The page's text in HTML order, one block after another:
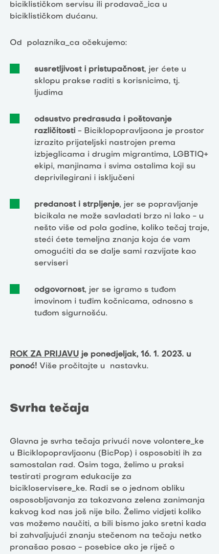
biciklističkom servisu ili prodavač_ica u
biciklističkom dućanu.
Od polaznika_ca očekujemo:
susretljivost i pristupačnost, jer ćete u
sklopu prakse raditi s korisnicima, tj.
ljudima
odsustvo predrasuda i poštovanje
različitosti - Biciklopopravljaona je prostor
izrazito prijateljski nastrojen prema
izbjeglicama i drugim migrantima, LGBTIQ+
ekipi, manjinama i svima ostalima koji su
deprivilegirani i isključeni
predanost i strpljenje, jer se popravljanje
bicikala ne može savladati brzo ni lako - u
nešto više od pola godine, koliko tečaj traje,
steći ćete temeljna znanja koja će vam
omogućiti da se dalje sami razvijate kao
serviseri
odgovornost, jer se igramo s tuđom
imovinom i tuđim kočnicama, odnosno s
tuđom sigurnošću.
ROK ZA PRIJAVU je ponedjeljak, 16. 1. 2023. u
ponoć! Više pročitajte u nastavku.
Svrha tečaja
Glavna je svrha tečaja privući nove volontere_ke
u Biciklopopravljaonu (BicPop) i osposobiti ih za
samostalan rad. Osim toga, želimo u praksi
testirati program edukacije za
bicikloservisere_ke. Radi se o jednom obliku
osposobljavanja za takozvana zelena zanimanja
kakvog kod nas još nije bilo. Želimo vidjeti koliko
vas možemo naučiti, a bili bismo jako sretni kada
bi zahvaljujući znanju stečenom na tečaju netko
pronašao posao - posebice ako je riječ o